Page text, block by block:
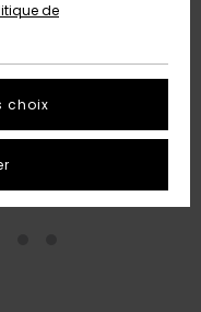
de
choix